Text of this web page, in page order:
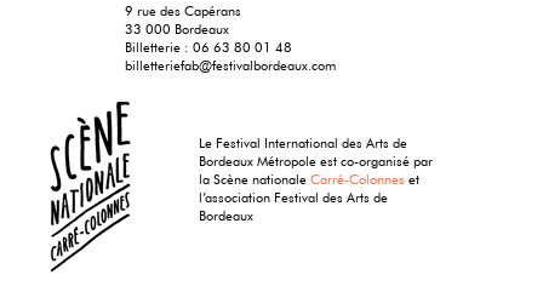
9 rue des Capérans
33 000 Bordeaux
Billetterie : 06 63 80 01 48
billetteriefab@festivalbordeaux.com
Le Festival International des Arts de
Bordeaux Métropole est co-organisé par
la Scène nationaleCarré-Colonnes et
l’association Festival des Arts de
Bordeaux